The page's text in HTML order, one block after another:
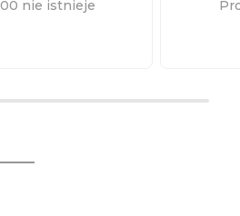
nie istnieje